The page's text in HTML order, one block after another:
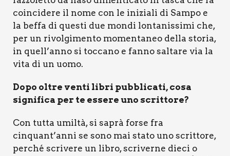
coin­ci­de­re il nome con le ini­zia­li di Sam­po e
la bef­fa di que­sti due mon­di lon­ta­nis­si­mi che,
per un rivol­gi­men­to momen­ta­neo del­la sto­ria,
in quell’anno si toc­ca­no e fan­no sal­ta­re via la
vita di un uomo.
Dopo oltre ven­ti libri pub­bli­ca­ti, cosa
signi­fi­ca per te esse­re uno scrit­to­re?
Con tut­ta umil­tà, si saprà for­se fra
cinquant’anni se sono mai sta­to uno scrit­to­re,
per­ché scri­ve­re un libro, scri­ver­ne die­ci o